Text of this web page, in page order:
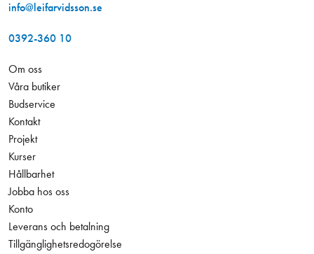
info@leifarvidsson.se
0392-360 10
Om oss
Våra butiker
Budservice
Kontakt
Projekt
Kurser
Hållbarhet
Jobba hos oss
Konto
Leverans och betalning
Tillgänglighetsredogörelse